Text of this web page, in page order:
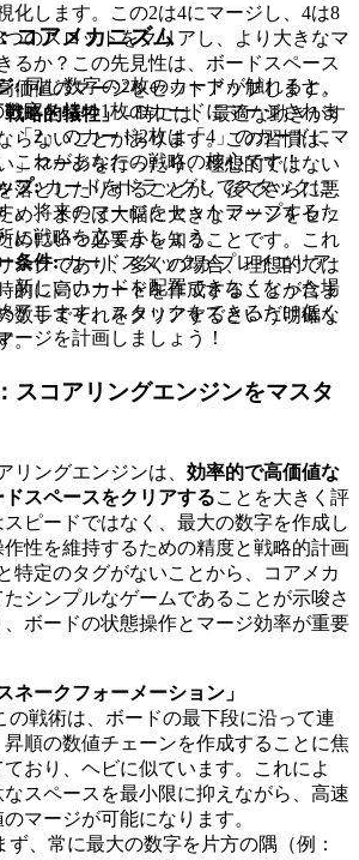
コアメカニズム
:同じ数字の2枚のカードが触れると、
字を持つ1枚のカードにマージされま
「2」のカード2枚は「4」のカードにマ
これがあなたの戦略の核心です！
プ:カードをドラッグしてスタックに
。将来のマージをセットアップするた
に戦略を立てましょう。
条件:カードスタックがプレイエリア
新しいカードを配置できなくなった場
了します。スタックをできるだけ低く
ージを計画しましょう！
化します。この2は4にマージし、4は8
のスロットをクリアし、より大きなマ
るか？この先見性は、ボードスペース
価値のマージをセットアップします。
略的犠牲」- 時には、最適な動きがす
らないことがあります。この習慣は、
」マージを行ったり、理想的ではない
落としたりすることが、後でさらに悪
め、または大幅に大きなマージをセッ
めにいつ必要かを知ることです。これ
スクであり、多くの場合、理想的では
的に高いカードを作成することが含ま
数手でそれをクリアするという明確な
。
スコアリングエンジンをマスタ
リングエンジンは、 効率的で高価値な
スペースをクリアすることを大きく評
ピードではなく、最大の数字を作成し
性を維持するための精度と戦略的計画
特定のタグがないことから、コアメカ
シンプルなゲームであることが示唆さ
ボードの状態操作とマージ効率が重要
ネークフォーメーション」
の戦術は、ボードの最下段に沿って連
順の数値チェーンを作成することに焦
ており、ヘビに似ています。これによ
なスペースを最小限に抑えながら、高速
マージが可能になります。
ず、常に最大の数字を片方の隅（例：